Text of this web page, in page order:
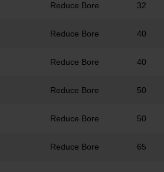
Reduce Bore 32
Reduce Bore 40
Reduce Bore 40
Reduce Bore 50
Reduce Bore 50
Reduce Bore 65